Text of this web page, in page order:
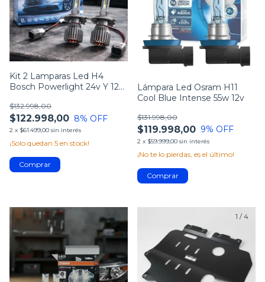
Kit 2 Lamparas Led H4
Bosch Powerlight 24v Y 12V
$122.998,00
$132.998,00
8% OFF
2 x $61.499,00 sin interés
¡Solo quedan 5 en stock!
Lámpara Led Osram H11
Cool Blue Intense 55w 12v
$119.998,00
$131.998,00
9% OFF
2 x $59.999,00 sin interés
¡No te lo pierdas, es el último!
1/ 5 1 /4